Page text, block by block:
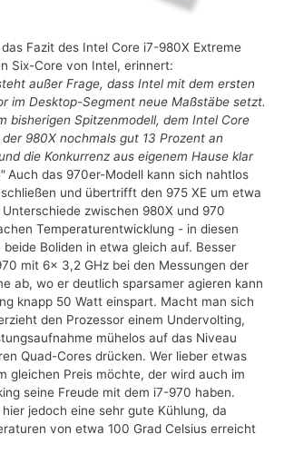
Fazit des Intel Core i7-980X Extreme
Six-Core von Intel, erinnert:
außer Frage, dass Intel mit dem ersten
im Desktop-Segment neue Maßstäbe setzt.
bisherigen Spitzenmodell, dem Intel Core
980X nochmals gut 13 Prozent an
die Konkurrenz aus eigenem Hause klar
Auch das 970er-Modell kann sich nahtlos
und übertrifft den 975 XE um etwa
zwischen 980X und 970
Temperaturentwicklung - in diesen
beide Boliden in etwa gleich auf. Besser
mit 6x 3,2 GHz bei den Messungen der
ab, wo er deutlich sparsamer agieren kann
knapp 50 Watt einspart. Macht man sich
den Prozessor einem Undervolting,
mühelos auf das Niveau
Quad-Cores drücken. Wer lieber etwas
gleichen Preis möchte, der wird auch im
seine Freude mit dem i7-970 haben.
jedoch eine sehr gute Kühlung, da
von etwa 100 Grad Celsius erreicht